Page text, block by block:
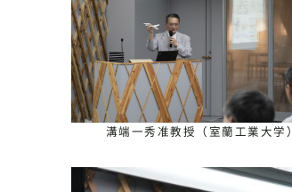
溝端一秀准教授（室蘭工業大学）